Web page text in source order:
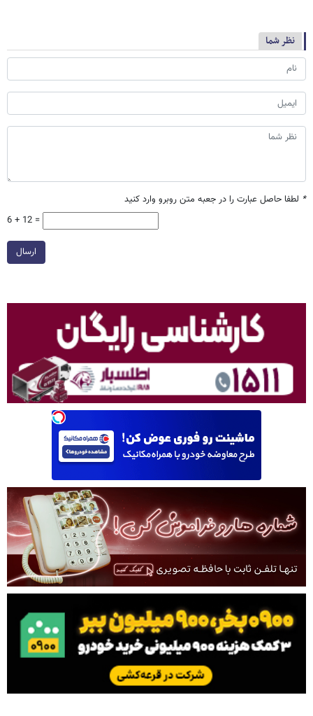
نظر شما
* لطفا حاصل عبارت را در جعبه متن روبرو وارد کنید
6 + 12 =
ارسال